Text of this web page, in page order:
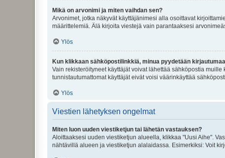
Mikä on arvonimi ja miten vaihdan sen?
Arvonimet, jotka näkyvät käyttäjänimesi alla osoittavat
määrittelemiä. Älä kirjoita viestejä vain parantaaksesi
Ylös
Kun klikkaan sähköpostilinkkiä, minua pyydetään
Vain rekisteröityneet käyttäjät voivat lähettää sähköpostia
tunnistautumattomat käyttäjät eivät voisi väärinkäyttää
Ylös
Viestien lähetyksen ongelmat
Miten luon uuden viestiketjun tai lähetän vastauksen?
Aloittaaksesi uuden viestiketjun alueella, klikkaa "Uusi Aihe".
nähtävillä alueen ja viestiketjun alalaidassa. Esimerkiksi: Voit